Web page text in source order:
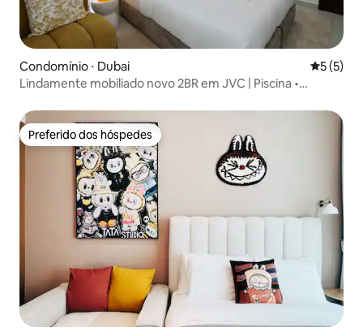
Condomínio ⋅ Dubai 5 de
5 (5)
Lindamente mobiliado novo 2BR em JVC | Piscina •
Preferido dos hóspedes
Preferido dos hóspedes